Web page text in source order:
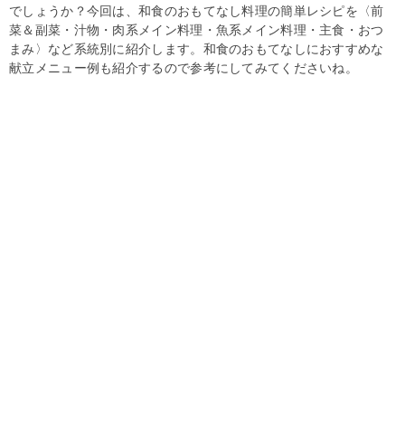
でしょうか？今回は、和食のおもてなし料理の簡単レシピを〈前
菜＆副菜・汁物・肉系メイン料理・魚系メイン料理・主食・おつ
まみ〉など系統別に紹介します。和食のおもてなしにおすすめな
献立メニュー例も紹介するので参考にしてみてくださいね。